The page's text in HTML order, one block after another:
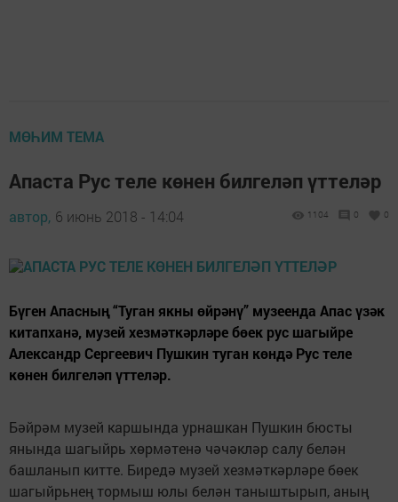
МӨҺИМ ТЕМА
Апаста Рус теле көнен билгеләп үттеләр
автор, 6 июнь 2018 - 14:04 1104 0 0
Бүген Апасның “Туган якны өйрәнү” музеенда Апас үзәк
китапханә, музей хезмәткәрләре бөек рус шагыйре
Александр Сергеевич Пушкин туган көндә Рус теле
көнен билгеләп үттеләр.
Бәйрәм музей каршында урнашкан Пушкин бюсты
янында шагыйрь хөрмәтенә чәчәкләр салу белән
башланып китте. Биредә музей хезмәткәрләре бөек
шагыйрьнең тормыш юлы белән таныштырып, аның